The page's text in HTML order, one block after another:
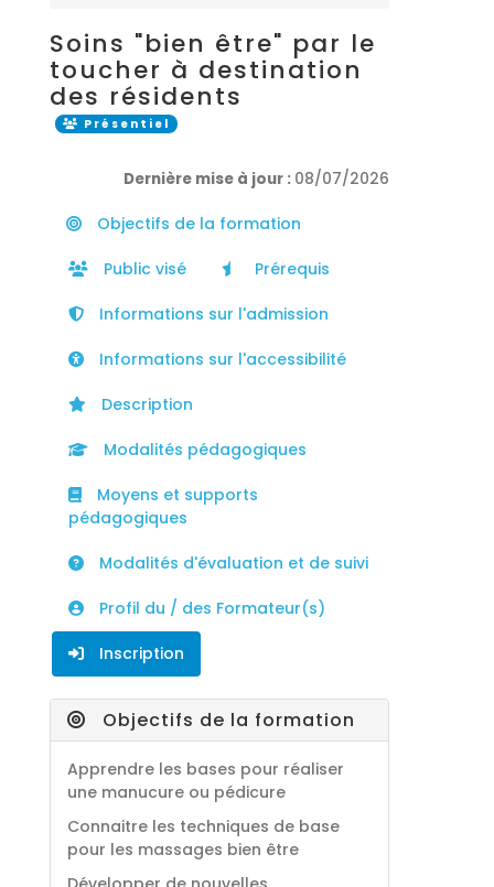
Soins "bien être" par le
toucher à destination
des résidents
Présentiel
Dernière mise à jour : 08/07/2026
Objectifs de la formation
Public visé Prérequis
Informations sur l'admission
Informations sur l'accessibilité
Description
Modalités pédagogiques
Moyens et supports
pédagogiques
Modalités d'évaluation et de suivi
Profil du / des Formateur(s)
Inscription
Objectifs de la formation
Apprendre les bases pour réaliser
une manucure ou pédicure
Connaitre les techniques de base
pour les massages bien être